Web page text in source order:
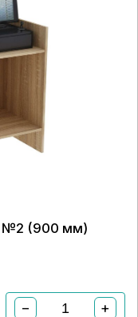
№2 (900 мм)
− +